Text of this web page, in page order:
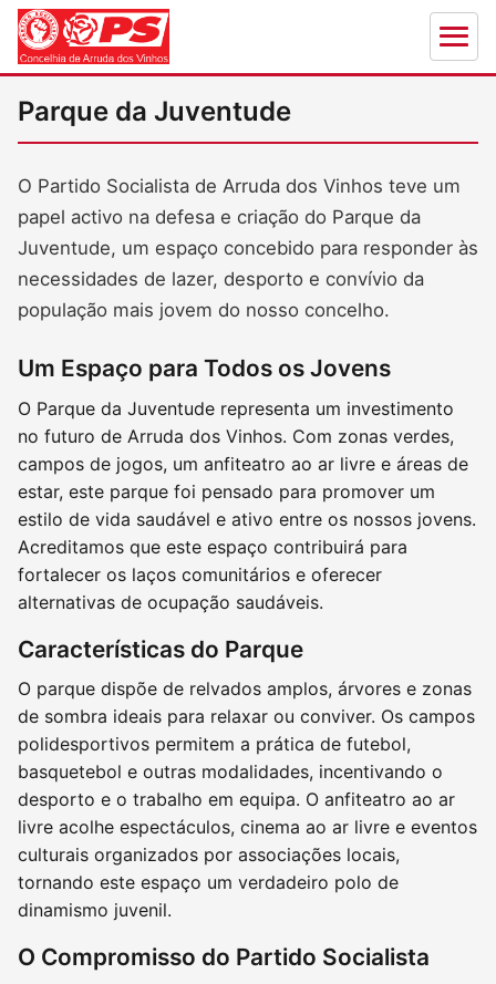
Parque da Juventude
O Partido Socialista de Arruda dos Vinhos teve um
papel activo na defesa e criação do Parque da
Juventude, um espaço concebido para responder às
necessidades de lazer, desporto e convívio da
população mais jovem do nosso concelho.
Um Espaço para Todos os Jovens
O Parque da Juventude representa um investimento
no futuro de Arruda dos Vinhos. Com zonas verdes,
campos de jogos, um anfiteatro ao ar livre e áreas de
estar, este parque foi pensado para promover um
estilo de vida saudável e ativo entre os nossos jovens.
Acreditamos que este espaço contribuirá para
fortalecer os laços comunitários e oferecer
alternativas de ocupação saudáveis.
Características do Parque
O parque dispõe de relvados amplos, árvores e zonas
de sombra ideais para relaxar ou conviver. Os campos
polidesportivos permitem a prática de futebol,
basquetebol e outras modalidades, incentivando o
desporto e o trabalho em equipa. O anfiteatro ao ar
livre acolhe espectáculos, cinema ao ar livre e eventos
culturais organizados por associações locais,
tornando este espaço um verdadeiro polo de
dinamismo juvenil.
O Compromisso do Partido Socialista